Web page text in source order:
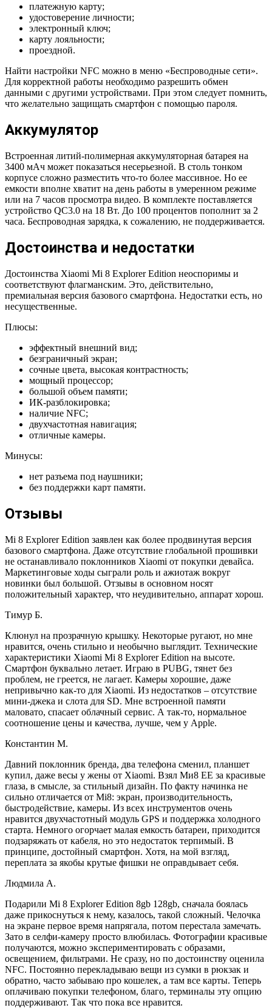
платежную карту;
удостоверение личности;
электронный ключ;
карту лояльности;
проездной.
Найти настройки NFC можно в меню «Беспроводные сети».
Для корректной работы необходимо разрешить обмен
данными с другими устройствами. При этом следует помнить,
что желательно защищать смартфон с помощью пароля.
Аккумулятор
Встроенная литий-полимерная аккумуляторная батарея на
3400 мАч может показаться несерьезной. В столь тонком
корпусе сложно разместить что-то более массивное. Но ее
емкости вполне хватит на день работы в умеренном режиме
или на 7 часов просмотра видео. В комплекте поставляется
устройство QC3.0 на 18 Вт. До 100 процентов пополнит за 2
часа. Беспроводная зарядка, к сожалению, не поддерживается.
Достоинства и недостатки
Достоинства Xiaomi Mi 8 Explorer Edition неоспоримы и
соответствуют флагманским. Это, действительно,
премиальная версия базового смартфона. Недостатки есть, но
несущественные.
Плюсы:
эффектный внешний вид;
безграничный экран;
сочные цвета, высокая контрастность;
мощный процессор;
большой объем памяти;
ИК-разблокировка;
наличие NFC;
двухчастотная навигация;
отличные камеры.
Минусы:
нет разъема под наушники;
без поддержки карт памяти.
Отзывы
Mi 8 Explorer Edition заявлен как более продвинутая версия
базового смартфона. Даже отсутствие глобальной прошивки
не останавливало поклонников Xiaomi от покупки девайса.
Маркетинговые ходы сыграли роль и ажиотаж вокруг
новинки был большой. Отзывы в основном носят
положительный характер, что неудивительно, аппарат хорош.
Тимур Б.
Клюнул на прозрачную крышку. Некоторые ругают, но мне
нравится, очень стильно и необычно выглядит. Технические
характеристики Xiaomi Mi 8 Explorer Edition на высоте.
Смартфон буквально летает. Играю в PUBG, тянет без
проблем, не греется, не лагает. Камеры хорошие, даже
непривычно как-то для Xiaomi. Из недостатков – отсутствие
мини-джека и слота для SD. Мне встроенной памяти
маловато, спасает облачный сервис. А так-то, нормальное
соотношение цены и качества, лучше, чем у Apple.
Константин М.
Давний поклонник бренда, два телефона сменил, планшет
купил, даже весы у жены от Xiaomi. Взял Ми8 ЕЕ за красивые
глаза, в смысле, за стильный дизайн. По факту начинка не
сильно отличается от Mi8: экран, производительность,
быстродействие, камеры. Из всех инструментов очень
нравится двухчастотный модуль GPS и поддержка холодного
старта. Немного огорчает малая емкость батареи, приходится
подзаряжать от кабеля, но это недостаток терпимый. В
принципе, достойный смартфон. Хотя, на мой взгляд,
переплата за якобы крутые фишки не оправдывает себя.
Людмила А.
Подарили Mi 8 Explorer Edition 8gb 128gb, сначала боялась
даже прикоснуться к нему, казалось, такой сложный. Челочка
на экране первое время напрягала, потом перестала замечать.
Зато в селфи-камеру просто влюбилась. Фотографии красивые
получаются, можно экспериментировать с образами,
освещением, фильтрами. Не сразу, но по достоинству оценила
NFC. Постоянно перекладываю вещи из сумки в рюкзак и
обратно, часто забываю про кошелек, а там все карты. Теперь
оплачиваю покупки телефоном, благо, терминалы эту опцию
поддерживают. Так что пока все нравится.